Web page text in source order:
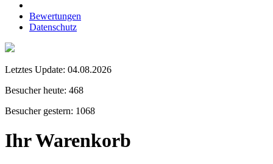
Bewertungen
Datenschutz
Letztes Update: 04.08.2026
Besucher heute: 468
Besucher gestern: 1068
Ihr Warenkorb